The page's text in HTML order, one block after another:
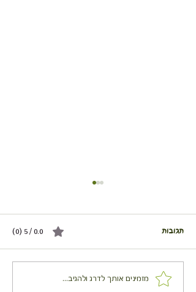
חליטת הבריאות הסודית שלי
תגובות 0.0 / 5 ‏(0)
מזמינים אותך לדרג ולהגיב...